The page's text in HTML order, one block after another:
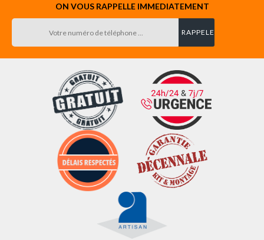
ON VOUS RAPPELLE IMMEDIATEMENT